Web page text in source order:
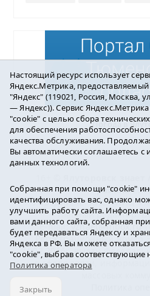
Погода в
района
Учредитель: АНО «ИИЦ «
Главный редактор:
E-mail:yznaet@inbox.ru
Регистрационный номер
24.02.2016г. выдан
в сфере связи,
Настоящий ресурс использует
Яндекс.Метрика,
"Яндекс" (119021, Россия, Москва,
— Яндекс)). Сервис
"cookie" с целью сбора
для обеспечения
качества обслуживания.
Вы автоматически соглашаетесь с
данных технологий.
Собранная при помощи "cookie"
идентифицировать вас, однако
улучшить работу сайта.
вами данного сайта, собранная
будет передаваться Яндексу и
Яндекса в РФ. Вы можете
"cookie", выбрав соответствующие
Политика оператора
Закрыть